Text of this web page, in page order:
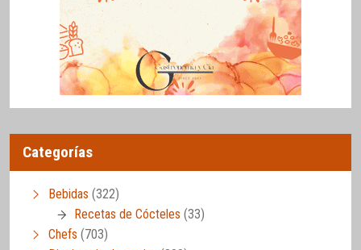
Categorías
Bebidas (322)
Recetas de Cócteles (33)
Chefs (703)